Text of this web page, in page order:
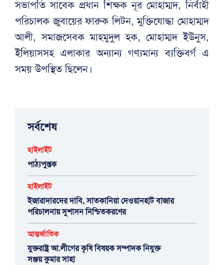
সভাপতি সাবেক প্রধান শিক্ষক নূর মোহাম্মদ, নির্বাহী
পরিচালক জুবায়ের ফারুক লিটন, মুক্তিযোদ্ধা মোহাম্মদ
আলী, সমাজসেবক মাহমুদুল হক, মোহাম্মদ ইউনুস,
ইলিয়াসসহ এলাকার অন্যান্য গণ্যমান্য ব্যক্তিবর্গ এ
সময় উপস্থিত ছিলেন।
সর্বশেষ
হাইলাইট
পাঠ্যপুস্তক
হাইলাইট
ইজারাদারদের দাবি, সাতকানিয়া দেওয়ানহাট বাজার
পরিচালনায় সুশাসন নিশ্চিতকরণের
আন্তর্জাতিক
যুক্তরাষ্ট্র আ.লীগের কৃষি বিষয়ক সম্পাদক নিযুক্ত
সঞ্জয় কুমার সাহা